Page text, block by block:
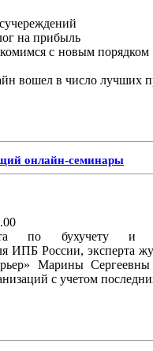
на прибыль
с новым порядком
вошел в число лучших
онлайн-семинары
по бухучету и
ИПБ России, эксперта
Марины
с учетом